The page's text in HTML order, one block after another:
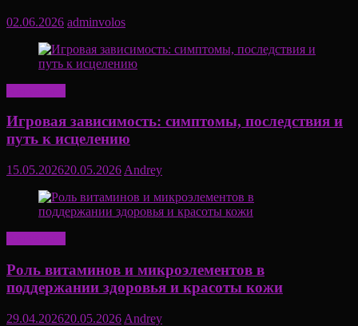
02.06.2026 adminvolos
Игровая зависимость: симптомы, последствия и
путь к исцелению
15.05.202620.05.2026 Andrey
Роль витаминов и микроэлементов в
поддержании здоровья и красоты кожи
29.04.202620.05.2026 Andrey